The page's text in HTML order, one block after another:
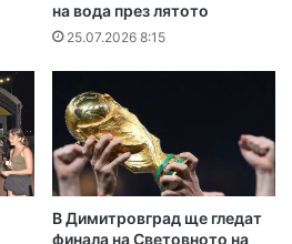
на вода през лятото
25.07.2026 8:15
В Димитровград ще гледат
финала на Световното на